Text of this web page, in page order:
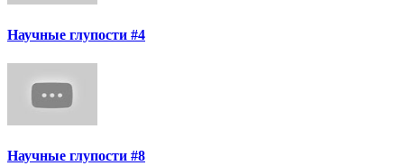
Научные глупости #4
Научные глупости #8